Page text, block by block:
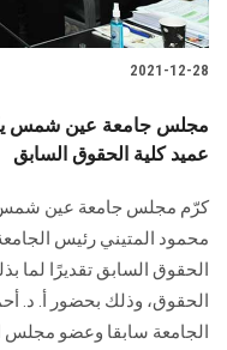
2021-12-28
مجلس جامعة عين شمس
عميد كلية الحقوق السابق
كرّم مجلس جامعة عين شمس
محمود المتيني رئيس
الحقوق السابق تقديرًا لما
الحقوق، وذلك بحضور أ. د.
الجامعة سابقا وعضو مجلس